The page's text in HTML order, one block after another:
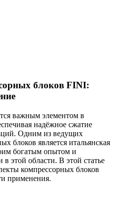
блоков FINI:
важным элементом в
надёжное сжатие
Одним из ведущих
блоков является итальянская
богатым опытом и
этой области. В этой статье
компрессорных блоков
применения.